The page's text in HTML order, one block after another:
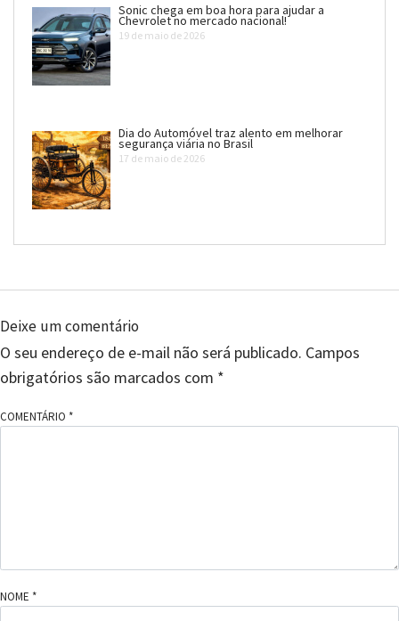
Sonic chega em boa hora para ajudar a
Chevrolet no mercado nacional!
19 de maio de 2026
Dia do Automóvel traz alento em melhorar
segurança viária no Brasil
17 de maio de 2026
Deixe um comentário
O seu endereço de e-mail não será publicado. Campos
obrigatórios são marcados com *
COMENTÁRIO *
NOME *